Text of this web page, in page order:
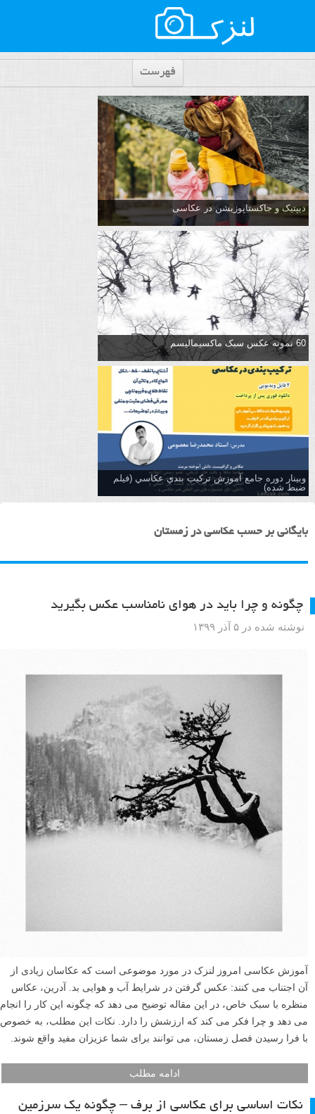
فهرست
دیپتیک و جاکستا‌پوزیشن در عکاسی
60 نمونه عکس سبک ماکسیمالیسم
وبینار دوره جامع آموزش تركيب بندي عكاسي (فیلم
ضبط شده)
بایگانی بر حسب عکاسی در زمستان
چگونه و چرا باید در هوای نامناسب عکس بگیرید
نوشته شده در ۵ آذر ۱۳۹۹
آموزش عکاسی امروز لنزک در مورد موضوعی است که عکاسان زیادی از
آن اجتناب می کنند: عکس گرفتن در شرایط آب و هوایی بد. آدرین، عکاس
منظره با سبک خاص، در این مقاله توضیح می دهد که چگونه این کار را انجام
می دهد و چرا فکر می کند که ارزشش را دارد. نکات این مطلب، به خصوص
با فرا رسیدن فصل زمستان، می توانند برای شما عزیزان مفید واقع شوند.
ادامه مطلب
نکات اساسی برای عکاسی از برف – چگونه یک سرزمین